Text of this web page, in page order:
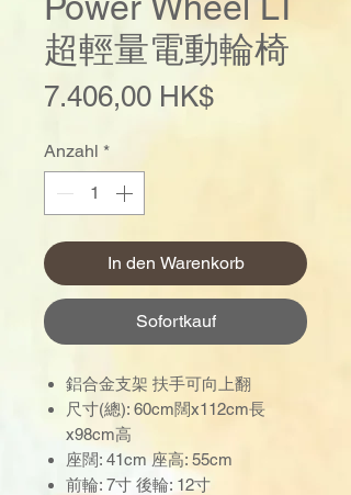
超輕量電動輪椅
7.406,00 HK$Preis
Anzahl *
In den Warenkorb
Sofortkauf
鋁合金支架 扶手可向上翻
尺寸(總): 60cm闊x112cm長
x98cm高
座闊: 41cm 座高: 55cm
前輪: 7寸 後輪: 12寸